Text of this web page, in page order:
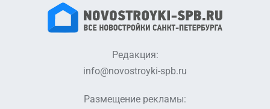
Редакция:
info@novostroyki-spb.ru
Размещение рекламы: